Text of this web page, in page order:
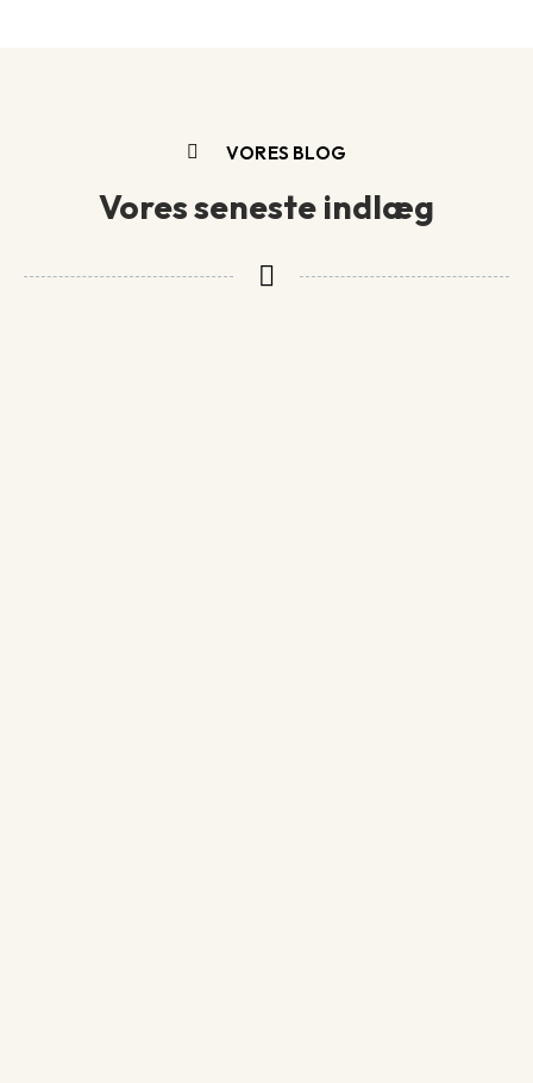
VORES BLOG
Vores seneste indlæg